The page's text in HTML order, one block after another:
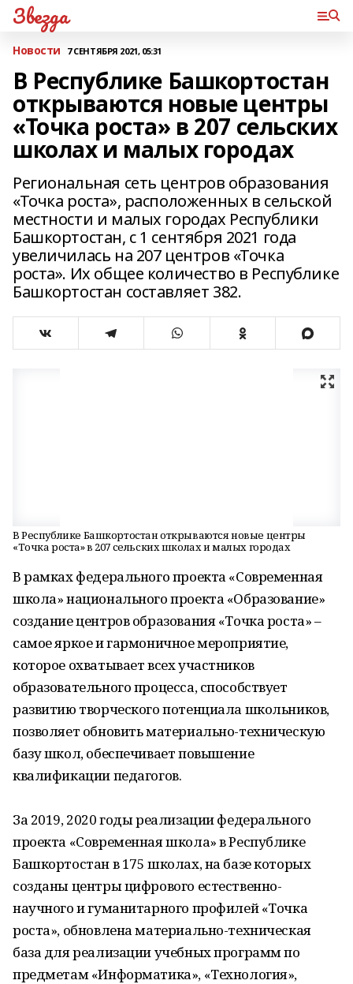
Звезда
Новости 7 СЕНТЯБРЯ 2021, 05:31
В Республике Башкортостан
открываются новые центры
«Точка роста» в 207 сельских
школах и малых городах
Региональная сеть центров образования
«Точка роста», расположенных в сельской
местности и малых городах Республики
Башкортостан, с 1 сентября 2021 года
увеличилась на 207 центров «Точка
роста». Их общее количество в Республике
Башкортостан составляет 382.
В Республике Башкортостан открываются новые центры
«Точка роста» в 207 сельских школах и малых городах
В рамках федерального проекта «Современная
школа» национального проекта «Образование»
создание центров образования «Точка роста» –
самое яркое и гармоничное мероприятие,
которое охватывает всех участников
образовательного процесса, способствует
развитию творческого потенциала школьников,
позволяет обновить материально-техническую
базу школ, обеспечивает повышение
квалификации педагогов.
За 2019, 2020 годы реализации федерального
проекта «Современная школа» в Республике
Башкортостан в 175 школах, на базе которых
созданы центры цифрового естественно-
научного и гуманитарного профилей «Точка
роста», обновлена материально-техническая
база для реализации учебных программ по
предметам «Информатика», «Технология»,